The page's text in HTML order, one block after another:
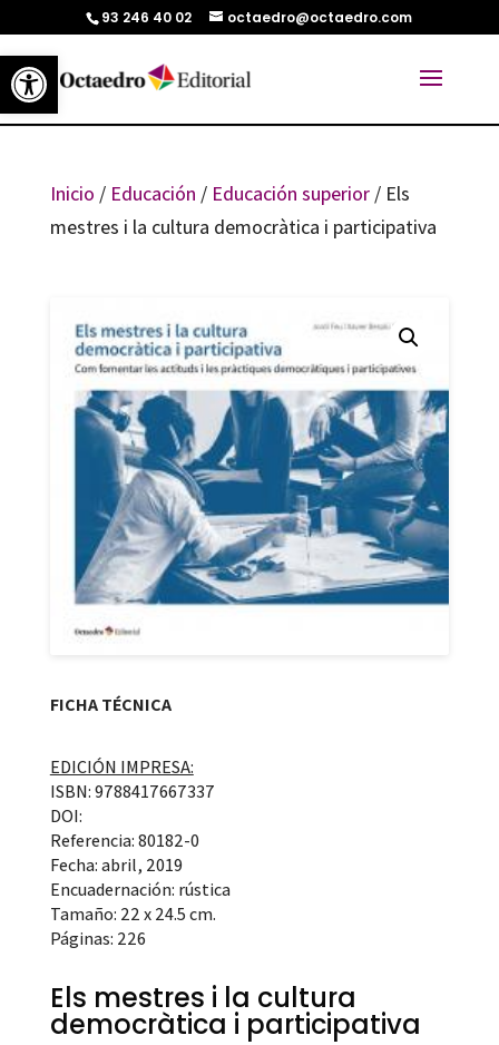
Abrir barra de herramientas
93 246 40 02 octaedro@octaedro.com
Inicio / Educación / Educación superior/ Els
mestres i la cultura democràtica i participativa
FICHA TÉCNICA
EDICIÓN IMPRESA:
ISBN: 9788417667337
DOI:
Referencia: 80182-0
Fecha: abril, 2019
Encuadernación: rústica
Tamaño: 22 x 24.5 cm.
Páginas: 226
Els mestres i la cultura
democràtica i participativa